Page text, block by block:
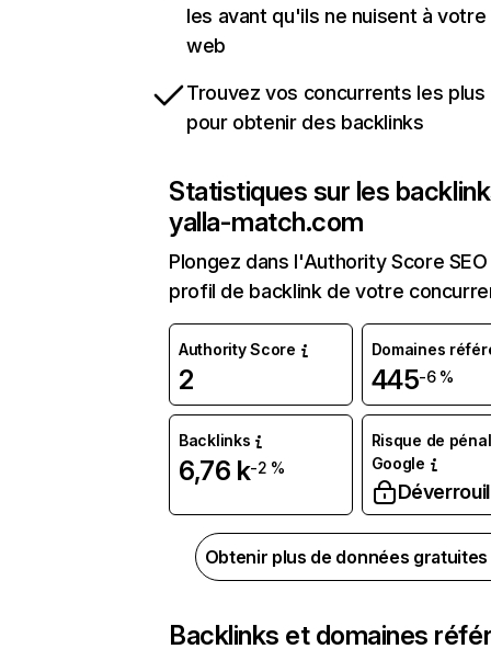
les avant qu'ils ne nuisent à
web
Trouvez vos concurrents les
pour obtenir des backlinks
Statistiques sur les
yalla-match.com
Plongez dans l'Authority Score
profil de backlink de votre
Authority Score
2
Domaines
445-6 %
Backlinks
6,76 k-2 %
Risque de
Google
Obtenir plus de données
Backlinks et domaines